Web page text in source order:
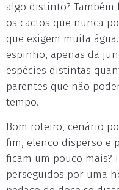
algo distinto?
os cactos que nunca
que exigem muita
espinho, apenas da
espécies distintas
parentes que não
tempo.
Bom roteiro, cenário
fim, elenco disperso e
ficam um pouco mais?
perseguidos por uma